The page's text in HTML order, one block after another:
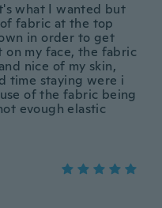
what I wanted but
fabric at the top
in order to get
my face, the fabric
nice of my skin,
time staying were i
of the fabric being
evough elastic